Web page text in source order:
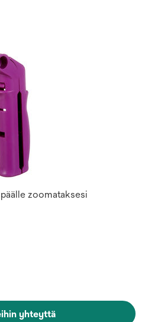
zoomataksesi
yhteyttä